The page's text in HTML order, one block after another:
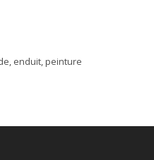
enduit, peinture